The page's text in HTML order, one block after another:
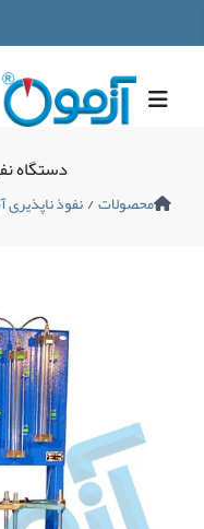
دستگاه
محصولات/نفوذ